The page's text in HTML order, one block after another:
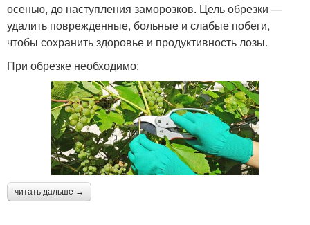
осенью, до наступления заморозков. Цель обрезки —
удалить поврежденные, больные и слабые побеги,
чтобы сохранить здоровье и продуктивность лозы.
При обрезке необходимо:
читать дальше →